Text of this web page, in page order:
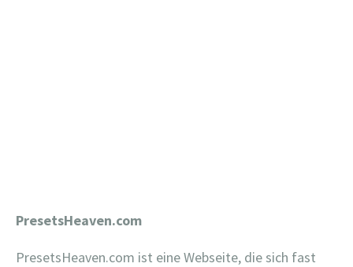
PresetsHeaven.com
PresetsHeaven.com ist eine Webseite, die sich fast